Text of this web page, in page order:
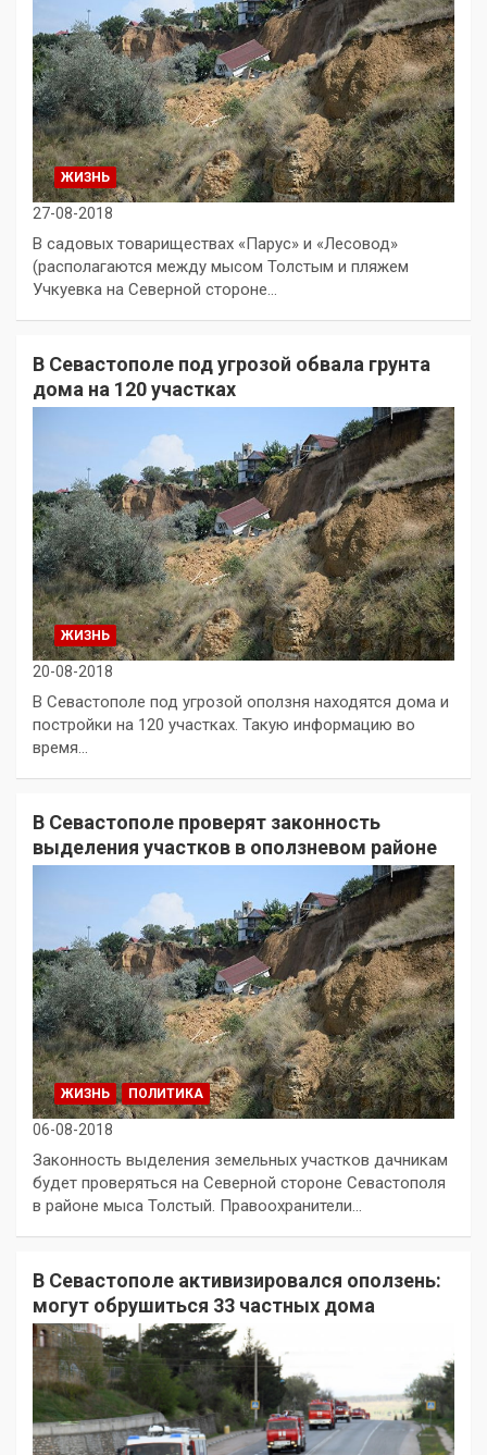
ЖИЗНЬ
27-08-2018
В садовых товариществах «Парус» и «Лесовод»
(располагаются между мысом Толстым и пляжем
Учкуевка на Северной стороне…
В Севастополе под угрозой обвала грунта
дома на 120 участках
ЖИЗНЬ
20-08-2018
В Севастополе под угрозой оползня находятся дома и
постройки на 120 участках. Такую информацию во
время…
В Севастополе проверят законность
выделения участков в оползневом районе
ЖИЗНЬ ПОЛИТИКА
06-08-2018
Законность выделения земельных участков дачникам
будет проверяться на Северной стороне Севастополя
в районе мыса Толстый. Правоохранители…
В Севастополе активизировался оползень:
могут обрушиться 33 частных дома